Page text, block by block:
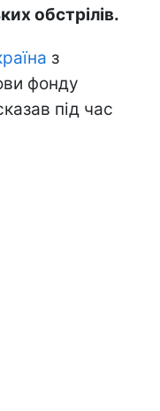
обстрілів.
з
фонду
під час